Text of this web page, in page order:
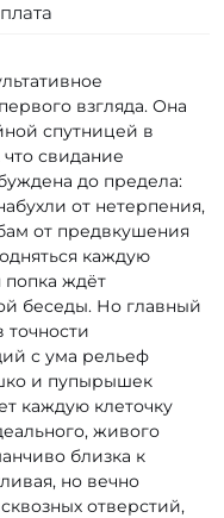
взгляда. Она
спутницей в
свидание
до предела:
от нетерпения,
от предвкушения
каждую
попка ждёт
беседы. Но главный
точности
с ума рельеф
и пупырышек
каждую клеточку
живого
близка к
но вечно
отверстий,